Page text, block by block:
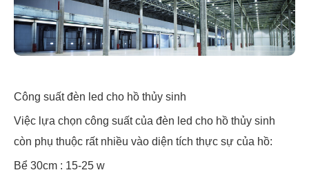
Công suất đèn led cho hồ thủy sinh
Việc lựa chọn công suất của đèn led cho hồ thủy sinh
còn phụ thuộc rất nhiều vào diện tích thực sự của hồ:
Bể 30cm : 15-25 w